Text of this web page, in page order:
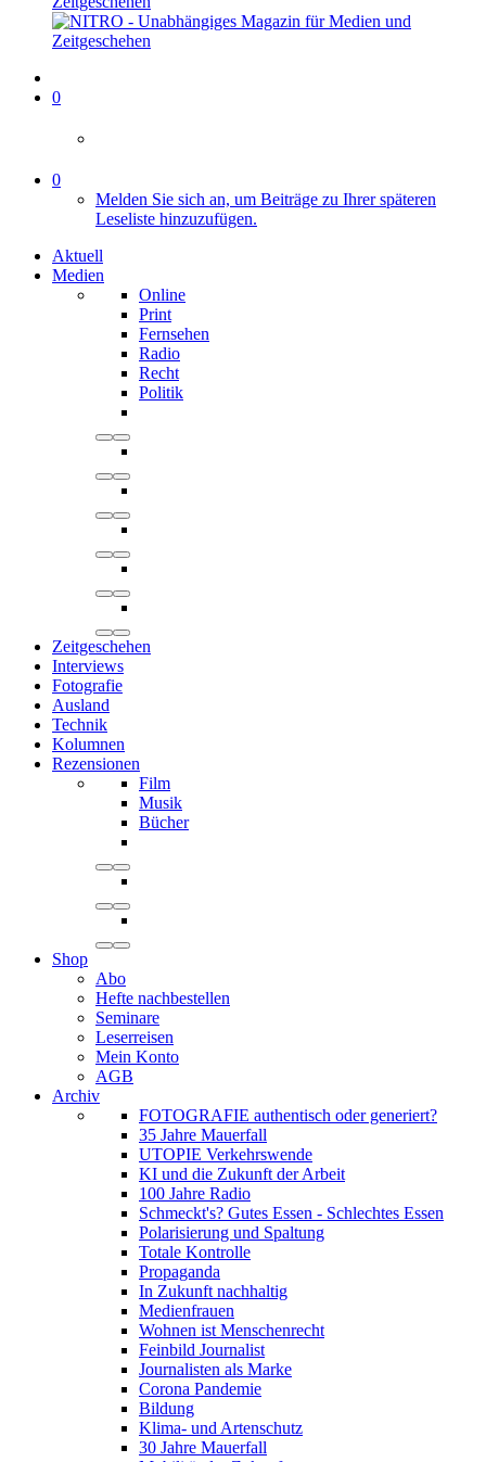
0
0
Melden Sie sich an, um Beiträge zu Ihrer späteren
Leseliste hinzuzufügen.
Aktuell
Medien
Online
Print
Fernsehen
Radio
Recht
Politik
Zeitgeschehen
Interviews
Fotografie
Ausland
Technik
Kolumnen
Rezensionen
Film
Musik
Bücher
Shop
Abo
Hefte nachbestellen
Seminare
Leserreisen
Mein Konto
AGB
Archiv
FOTOGRAFIE authentisch oder generiert?
35 Jahre Mauerfall
UTOPIE Verkehrswende
KI und die Zukunft der Arbeit
100 Jahre Radio
Schmeckt's? Gutes Essen - Schlechtes Essen
Polarisierung und Spaltung
Totale Kontrolle
Propaganda
In Zukunft nachhaltig
Medienfrauen
Wohnen ist Menschenrecht
Feinbild Journalist
Journalisten als Marke
Corona Pandemie
Bildung
Klima- und Artenschutz
30 Jahre Mauerfall